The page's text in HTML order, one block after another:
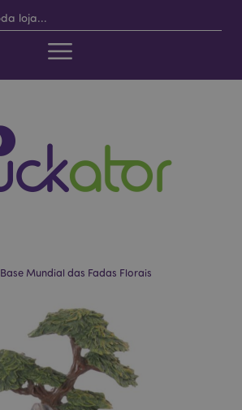
Base Mundial das Fadas Florais